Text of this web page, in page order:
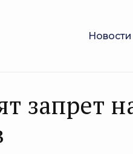
Новости
запрет